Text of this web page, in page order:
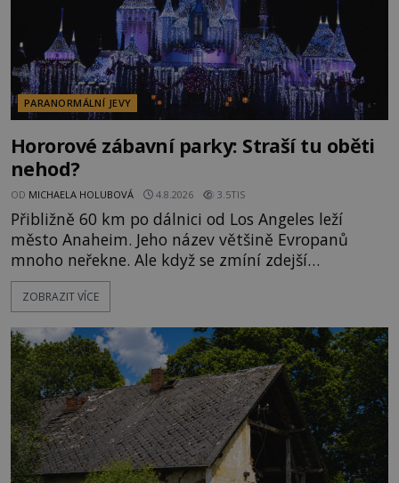
PARANORMÁLNÍ JEVY
Hororové zábavní parky: Straší tu oběti
nehod?
OD MICHAELA HOLUBOVÁ 4.8.2026 3.5TIS
Přibližně 60 km po dálnici od Los Angeles leží
město Anaheim. Jeho název většině Evropanů
mnoho neřekne. Ale když se zmíní zdejší
Disneyland, je hned jasno. Zábavní park vyroste na
poklidném místě bývalého sadu pomerančovníků.
kolem 17 000 000 zábavychtivých lidí ročně. A ač je
velká snaha to utajit, někteří z
ZOBRAZIT VÍCE